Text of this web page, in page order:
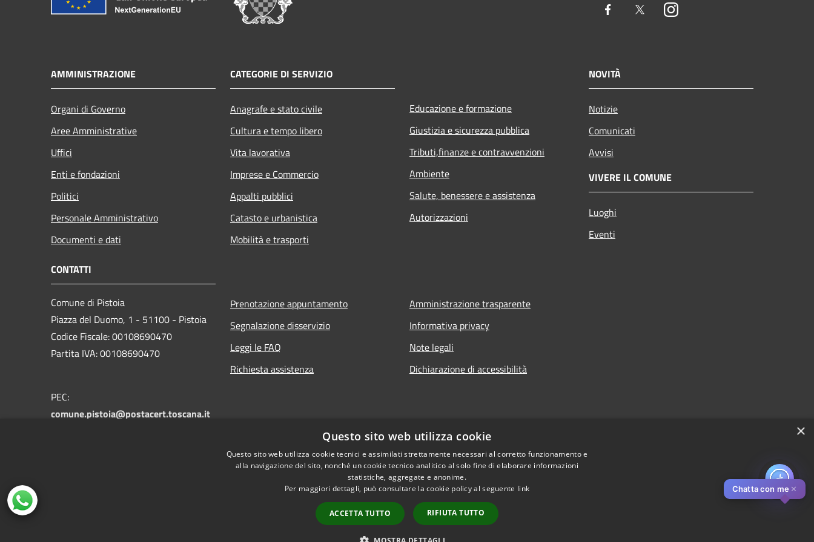
Facebook TwitterInstagram
AMMINISTRAZIONE
Organi di Governo
Aree Amministrative
Uffici
Enti e fondazioni
Politici
Personale Amministrativo
Documenti e dati
CATEGORIE DI SERVIZIO
Anagrafe e stato civile
Cultura e tempo libero
Vita lavorativa
Imprese e Commercio
Appalti pubblici
Catasto e urbanistica
Mobilità e trasporti
Educazione e formazione
Giustizia e sicurezza pubblica
Tributi,finanze e contravvenzioni
Ambiente
Salute, benessere e assistenza
Autorizzazioni
NOVITÀ
Notizie
Comunicati
Avvisi
VIVERE IL COMUNE
Luoghi
Eventi
CONTATTI
Comune di Pistoia
Piazza del Duomo, 1 - 51100 - Pistoia
Codice Fiscale: 00108690470
Partita IVA: 00108690470
PEC:
comune.pistoia@postacert.toscana.it
Prenotazione appuntamento
Segnalazione disservizio
Leggi le FAQ
Richiesta assistenza
Amministrazione trasparente
Informativa privacy
Note legali
Dichiarazione di accessibilità
Copyright © 2026 • Comune di Pistoia • Powered by
Chatta con me ✕
×
Questo sito web utilizza cookie
Questo sito web utilizza cookie tecnici e assimilati strettamente necessari al corretto funzionamento e
alla navigazione del sito, nonché un cookie tecnico analitico al solo fine di elaborare informazioni
statistiche, aggregate e anonime.
Per maggiori dettagli, può consultare la cookie policy al seguente link
ACCETTA TUTTO RIFIUTA TUTTO